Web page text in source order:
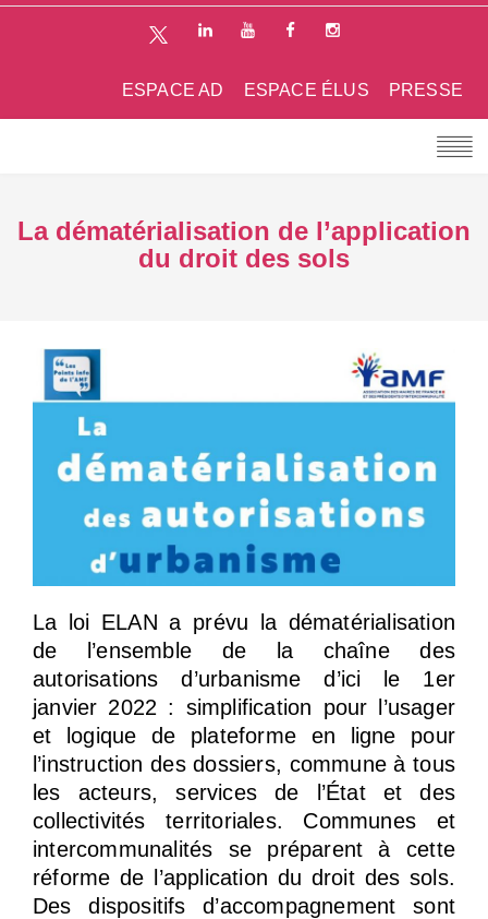
PRESSE
ESPACE ÉLUS
ESPACE AD
La dématérialisation de l’application
du droit des sols
La loi ELAN a prévu la dématérialisation
de l’ensemble de la chaîne des
autorisations d’urbanisme d’ici le 1er
janvier 2022 : simplification pour l’usager
et logique de plateforme en ligne pour
l’instruction des dossiers, commune à tous
les acteurs, services de l’État et des
collectivités territoriales. Communes et
intercommunalités se préparent à cette
réforme de l’application du droit des sols.
Des dispositifs d’accompagnement sont